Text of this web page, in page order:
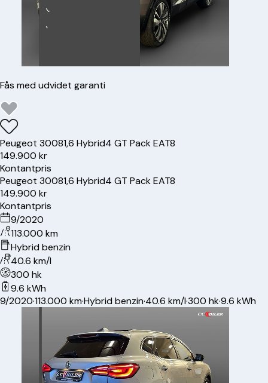
Fås med udvidet garanti
Peugeot 30081,6 Hybrid4 GT Pack EAT8
149.900 kr
Kontantpris
Peugeot 30081,6 Hybrid4 GT Pack EAT8
149.900 kr
Kontantpris
9/2020
113.000 km
Hybrid benzin
40.6 km/l
300 hk
9.6 kWh
9/2020·113.000 km·Hybrid benzin·40.6 km/l·300 hk·9.6 kWh